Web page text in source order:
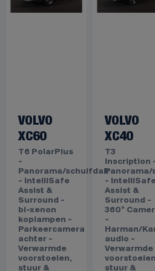
VOLVO
XC60
T6 PolarPlus
-
Panorama/schuifdak
- IntelliSafe
Assist &
Surround -
bi-xenon
koplampen -
VOLVO
XC40
T3
Inscription -
- IntelliSafe
Assist &
Surround -
360º
-